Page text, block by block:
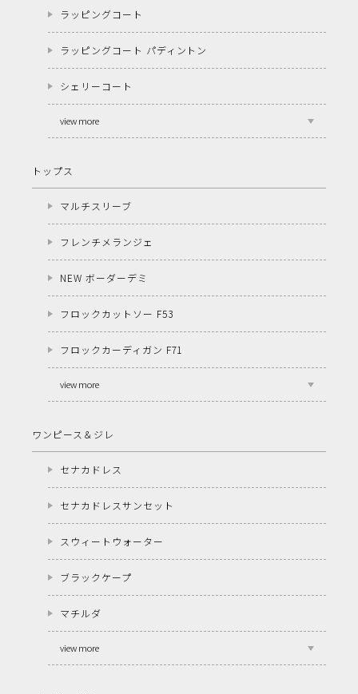
ラッピングコート
ラッピングコート パディントン
シェリーコート
view more
トップス
マルチスリーブ
フレンチメランジェ
NEW ボーダーデミ
フロックカットソー F53
フロックカーディガン F71
view more
ワンピース＆ジレ
セナカドレス
セナカドレスサンセット
スウィートウォーター
ブラックケープ
マチルダ
view more